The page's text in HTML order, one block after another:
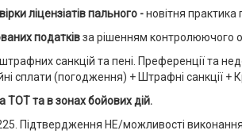
ліцензіатів пального -новітня практика
податківза рішенням контролюючого
санкцій та пені. Преференції та
сплати (погодження) + Штрафні санкції +
ТОТ та в зонах бойових дій.
Підтвердження НЕ/можливості виконання